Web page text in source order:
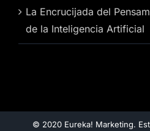
La Encrucijada del
de la Inteligencia Artificial
© 2020 Eureka! Marketing.